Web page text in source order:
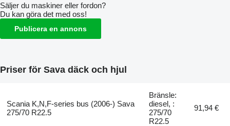
Säljer du maskiner eller fordon?
Du kan göra det med oss!
Publicera en annons
Priser för Sava däck och hjul
Scania K,N,F-series bus (2006-) Sava
275/70 R22.5
Bränsle:
diesel, :
275/70
R22.5
91,94 €